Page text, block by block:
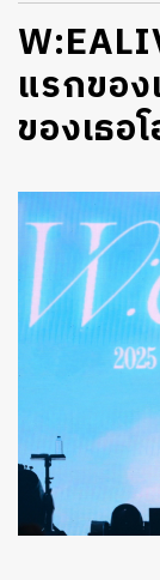
แรกขอ
ของเธอ